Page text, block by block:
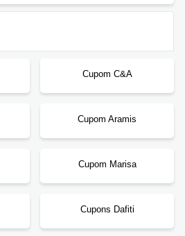
Cupom C&A
Cupom Aramis
Cupom Marisa
Cupons Dafiti